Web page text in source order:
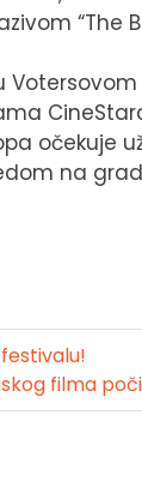
“The
očekuje
na
filma